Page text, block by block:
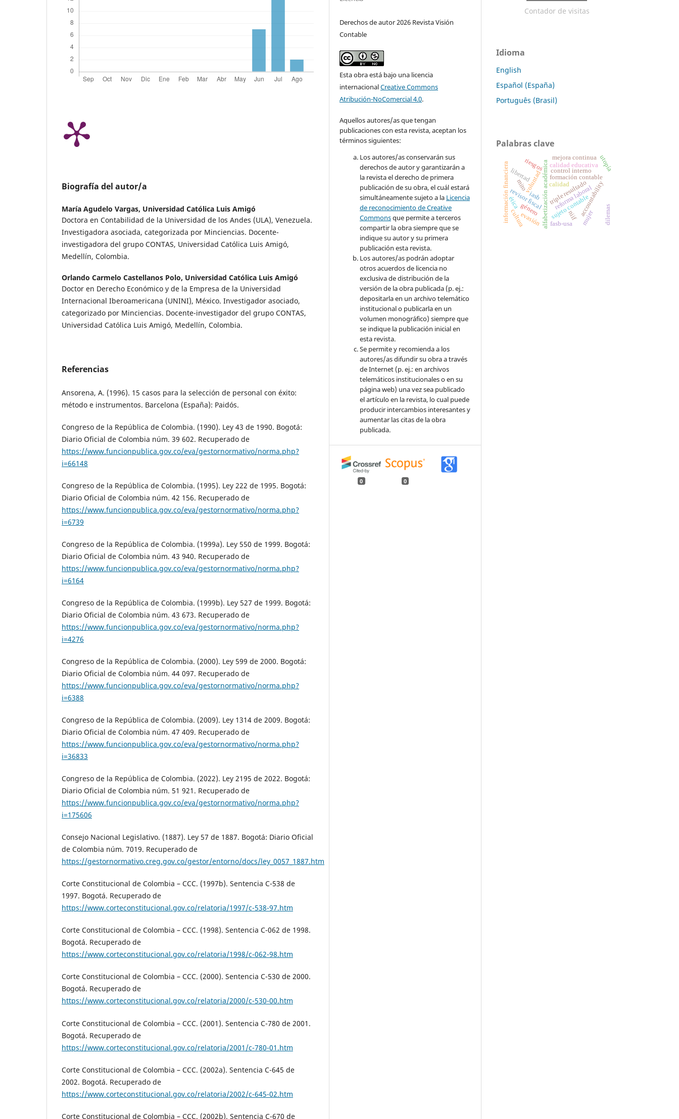
Biografía del autor/a
María Agudelo Vargas, Universidad Católica Luis Amigó
Doctora en Contabilidad de la Universidad de los Andes (ULA), Venezuela.
Investigadora asociada, categorizada por Minciencias. Docente-
investigadora del grupo CONTAS, Universidad Católica Luis Amigó,
Medellín, Colombia.
Orlando Carmelo Castellanos Polo, Universidad Católica Luis Amigó
Doctor en Derecho Económico y de la Empresa de la Universidad
Internacional Iberoamericana (UNINI), México. Investigador asociado,
categorizado por Minciencias. Docente-investigador del grupo CONTAS,
Universidad Católica Luis Amigó, Medellín, Colombia.
Referencias
Ansorena, A. (1996). 15 casos para la selección de personal con éxito:
método e instrumentos. Barcelona (España): Paidós.
Congreso de la República de Colombia. (1990). Ley 43 de 1990. Bogotá:
Diario Oficial de Colombia núm. 39 602. Recuperado de
https://www.funcionpublica.gov.co/eva/gestornormativo/norma.php?
i=66148
Congreso de la República de Colombia. (1995). Ley 222 de 1995. Bogotá:
Diario Oficial de Colombia núm. 42 156. Recuperado de
https://www.funcionpublica.gov.co/eva/gestornormativo/norma.php?
i=6739
Congreso de la República de Colombia. (1999a). Ley 550 de 1999. Bogotá:
Diario Oficial de Colombia núm. 43 940. Recuperado de
https://www.funcionpublica.gov.co/eva/gestornormativo/norma.php?
i=6164
Congreso de la República de Colombia. (1999b). Ley 527 de 1999. Bogotá:
Diario Oficial de Colombia núm. 43 673. Recuperado de
https://www.funcionpublica.gov.co/eva/gestornormativo/norma.php?
i=4276
Congreso de la República de Colombia. (2000). Ley 599 de 2000. Bogotá:
Diario Oficial de Colombia núm. 44 097. Recuperado de
https://www.funcionpublica.gov.co/eva/gestornormativo/norma.php?
i=6388
Congreso de la República de Colombia. (2009). Ley 1314 de 2009. Bogotá:
Diario Oficial de Colombia núm. 47 409. Recuperado de
https://www.funcionpublica.gov.co/eva/gestornormativo/norma.php?
i=36833
Congreso de la República de Colombia. (2022). Ley 2195 de 2022. Bogotá:
Diario Oficial de Colombia núm. 51 921. Recuperado de
https://www.funcionpublica.gov.co/eva/gestornormativo/norma.php?
i=175606
Consejo Nacional Legislativo. (1887). Ley 57 de 1887. Bogotá: Diario Oficial
de Colombia núm. 7019. Recuperado de
https://gestornormativo.creg.gov.co/gestor/entorno/docs/ley_0057_1887.htm
Corte Constitucional de Colombia – CCC. (1997b). Sentencia C-538 de
1997. Bogotá. Recuperado de
https://www.corteconstitucional.gov.co/relatoria/1997/c-538-97.htm
Corte Constitucional de Colombia – CCC. (1998). Sentencia C-062 de 1998.
Bogotá. Recuperado de
https://www.corteconstitucional.gov.co/relatoria/1998/c-062-98.htm
Corte Constitucional de Colombia – CCC. (2000). Sentencia C-530 de 2000.
Bogotá. Recuperado de
https://www.corteconstitucional.gov.co/relatoria/2000/c-530-00.htm
Corte Constitucional de Colombia – CCC. (2001). Sentencia C-780 de 2001.
Bogotá. Recuperado de
https://www.corteconstitucional.gov.co/relatoria/2001/c-780-01.htm
Corte Constitucional de Colombia – CCC. (2002a). Sentencia C-645 de
2002. Bogotá. Recuperado de
https://www.corteconstitucional.gov.co/relatoria/2002/c-645-02.htm
Corte Constitucional de Colombia – CCC. (2002b). Sentencia C-670 de
Derechos de autor 2026 Revista Visión
Contable
Esta obra está bajo una licencia
internacionalCreative Commons
Atribución-NoComercial 4.0.
Aquellos autores/as que tengan
publicaciones con esta revista, aceptan los
términos siguientes:
Los autores/as conservarán sus
derechos de autor y garantizarán a
la revista el derecho de primera
publicación de su obra, el cuál estará
simultáneamente sujeto a la Licencia
de reconocimiento de Creative
Commonsque permite a terceros
compartir la obra siempre que se
indique su autor y su primera
publicación esta revista.
Los autores/as podrán adoptar
otros acuerdos de licencia no
exclusiva de distribución de la
versión de la obra publicada (p. ej.:
depositarla en un archivo telemático
institucional o publicarla en un
volumen monográfico) siempre que
se indique la publicación inicial en
esta revista.
Se permite y recomienda a los
autores/as difundir su obra a través
de Internet (p. ej.: en archivos
telemáticos institucionales o en su
página web) una vez sea publicado
el artículo en la revista, lo cual puede
producir intercambios interesantes y
aumentar las citas de la obra
publicada.
0 0
Contador de visitas
Idioma
English
Español (España)
Português (Brasil)
Palabras clave
alfabetización académica formación contable
triple resultadoaccountability
revisor fiscal
información financiera control interno
reforma laboral
sujeto contable
voluntad
libertad
niif
calidad educativa
mejora continua
género mujer
calidad
fasb-usa
iasb
mito
riesgos utopía
evasión
cultura dilemas
ética